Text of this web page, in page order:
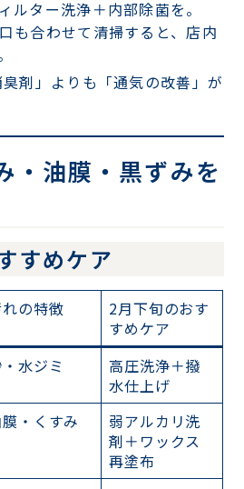
ルター洗浄＋内部除菌を。
も合わせて清掃すると、 店内
剤」よりも「通気の改善」が
・油膜・黒ずみを
すめケア
の特徴
2月下旬のおす
すめケア
水ジミ
高圧洗浄＋撥
水仕上げ
・くすみ
弱アルカリ洗
剤＋ワックス
再塗布